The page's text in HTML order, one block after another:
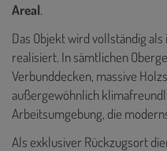
Areal.
Das Objekt wird vollständig
realisiert. In sämtlichen
Verbunddecken, massive
außergewöhnlich
Arbeitsumgebung, die
Als exklusiver Rückzugsort